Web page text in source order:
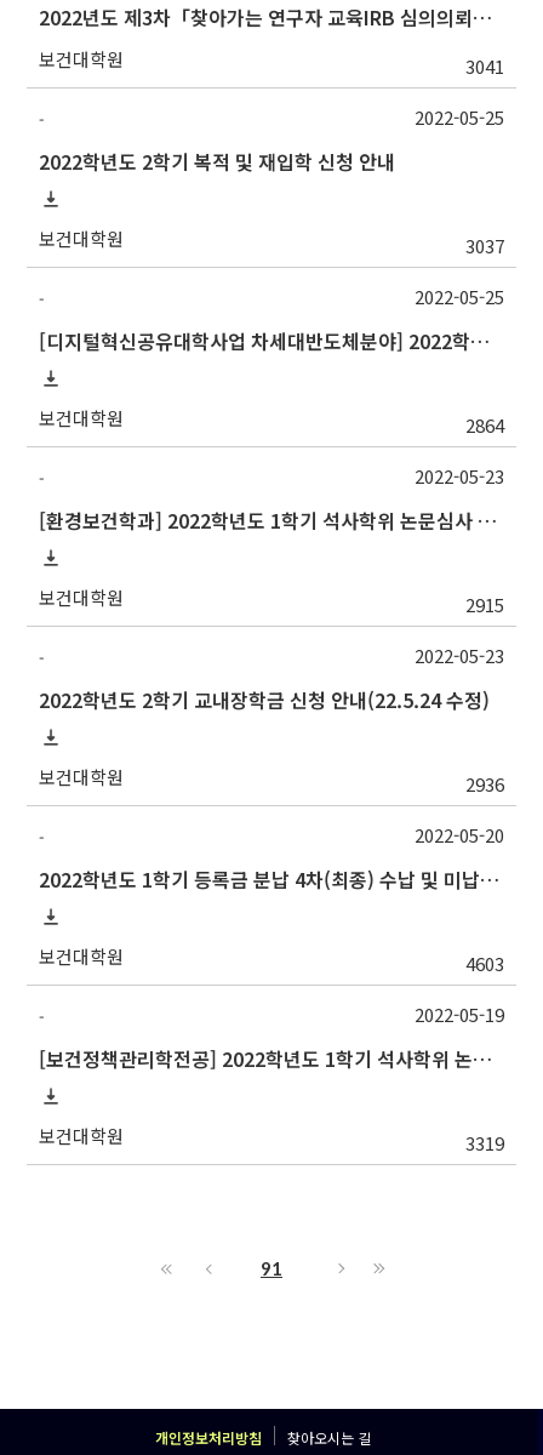
2022년도 제3차「찾아가는 연구자 교육IRB 심의의뢰서 작성법」안내
보건대학원 3041
-
2022학년도 2학기 복적 및 재입학 신청 안내
보건대학원 3037
2022-05-25
-
[디지털혁신공유대학사업 차세대반도체분야] 2022학년도 하계계절수업 숭실대학교 교류 수학 안내
보건대학원 2864
2022-05-25
-
[환경보건학과] 2022학년도 1학기 석사학위 논문심사 일정
보건대학원 2915
2022-05-23
-
2022학년도 2학기 교내장학금 신청 안내(22.5.24 수정)
보건대학원 2936
2022-05-23
-
2022학년도 1학기 등록금 분납 4차(최종) 수납 및 미납자 제적 예정 안내
보건대학원 4603
2022-05-20
-
[보건정책관리학전공] 2022학년도 1학기 석사학위 논문심사 일정
보건대학원 3319
2022-05-19
91
개인정보처리방침 찾아오시는 길